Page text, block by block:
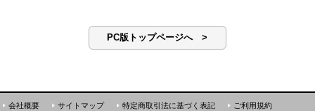
PC版トップページへ >
会社概要 サイトマップ 特定商取引法に基づく表記
ご利用規約